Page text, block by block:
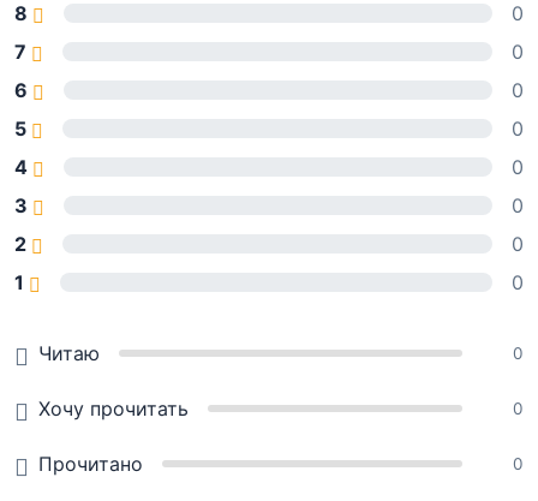
8
0
7
0
6
0
5
0
4
0
3
0
2
0
1
0
Читаю 0
Хочу прочитать 0
Прочитано 0